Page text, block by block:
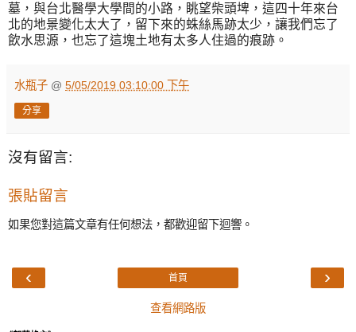
墓，與台北醫學大學間的小路，眺望柴頭埤，這四十年來台
北的地景變化太大了，留下來的蛛絲馬跡太少，讓我們忘了
飲水思源，也忘了這塊土地有太多人住過的痕跡。
水瓶子 @ 5/05/2019 03:10:00 下午
分享
沒有留言:
張貼留言
如果您對這篇文章有任何想法，都歡迎留下迴響。
‹ ›
首頁
查看網路版